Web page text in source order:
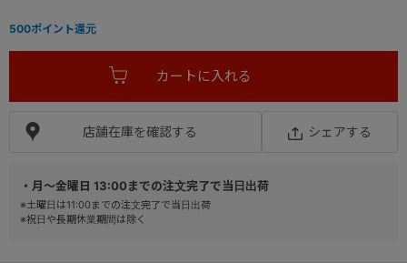
・月～金曜日 13:00までの注文完了で当日出荷
※土曜日は11:00までの注文完了で当日出荷
※祝日や長期休業期間は除く
店舗在庫を確認する シェアする
500ポイント還元